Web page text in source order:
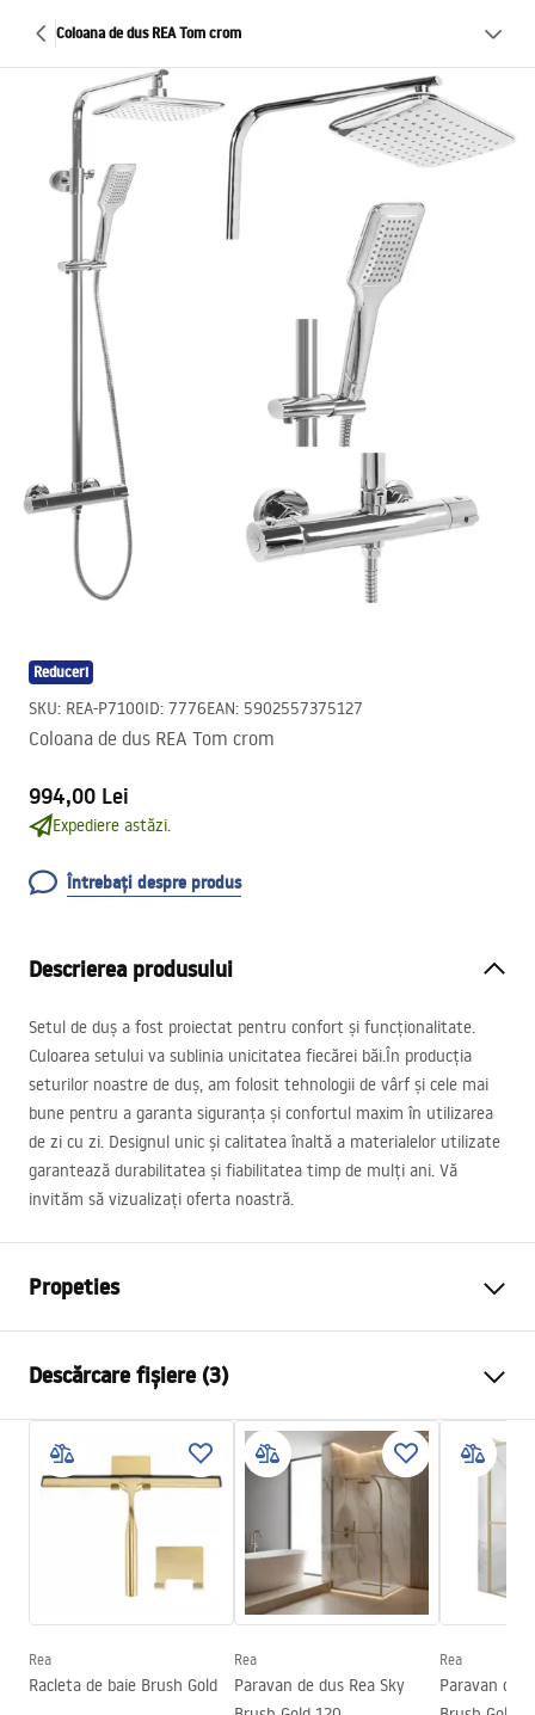
Coloana de dus REA Tom crom
Reduceri
SKU: REA-P7100ID: 7776EAN: 5902557375127
Coloana de dus REA Tom crom
994,00 Lei
Expediere astăzi.
Întrebați despre produs
Descrierea produsului
Setul de duș a fost proiectat pentru confort și funcționalitate.
Culoarea setului va sublinia unicitatea fiecărei băi.În producția
seturilor noastre de duș, am folosit tehnologii de vârf și cele mai
bune pentru a garanta siguranța și confortul maxim în utilizarea
de zi cu zi. Designul unic și calitatea înaltă a materialelor utilizate
garantează durabilitatea și fiabilitatea timp de mulți ani. Vă
invităm să vizualizați oferta noastră.
Propeties
Material
Tip baterie
Termostatată
Metodă de montaj
Suprafaţă
Reglare înălțime
mm
Înălțime max.
1290mm
Nu
Reglare a presiunii
Sistem Anti-Calc
Da
Descărcare fișiere (3)
Informații de siguranță
Safety_Information_Shower_set.pdf
Warranty_Terms_and_Conditions_Faucets_-_5.pdf
Instrucțiuni de asamblare
Rea
Racleta de baie Brush Gold
Rea
Paravan de dus Rea Sky
Rea
Paravan de